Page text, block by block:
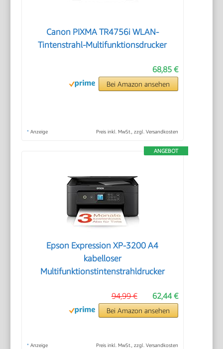
Canon PIXMA TR4756i WLAN-
Tintenstrahl-Multifunktionsdrucker
68,85 €
Bei Amazon ansehen
* Anzeige Preis inkl. MwSt., zzgl. Versandkosten
ANGEBOT
Epson Expression XP-3200 A4
kabelloser
Multifunktionstintenstrahldrucker
62,44 €
94,99 €
Bei Amazon ansehen
* Anzeige Preis inkl. MwSt., zzgl. Versandkosten